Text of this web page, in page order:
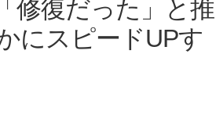
修復だった」と推
にスピードUPす